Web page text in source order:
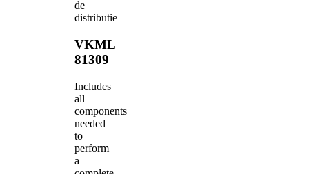
de
distributie
VKML
81309
Includes
all
components
needed
to
perform
a